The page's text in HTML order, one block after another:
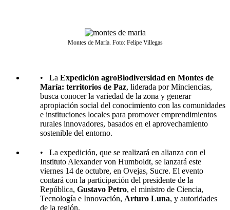
Montes de María. Foto: Felipe Villegas
• La Expedición agroBiodiversidad en Montes de
María: territorios de Paz, liderada por Minciencias,
busca conocer la variedad de la zona y generar
apropiación social del conocimiento con las comunidades
e instituciones locales para promover emprendimientos
rurales innovadores, basados en el aprovechamiento
sostenible del entorno.
• La expedición, que se realizará en alianza con el
Instituto Alexander von Humboldt, se lanzará este
viernes 14 de octubre, en Ovejas, Sucre. El evento
contará con la participación del presidente de la
República, Gustavo Petro, el ministro de Ciencia,
Tecnología e Innovación, Arturo Luna, y autoridades
de la región.